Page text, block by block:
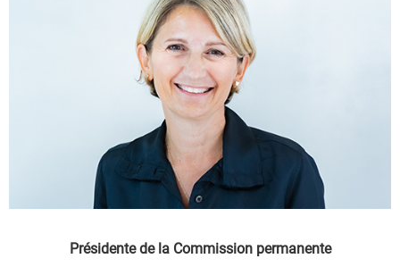
Présidente de la Commission permanente